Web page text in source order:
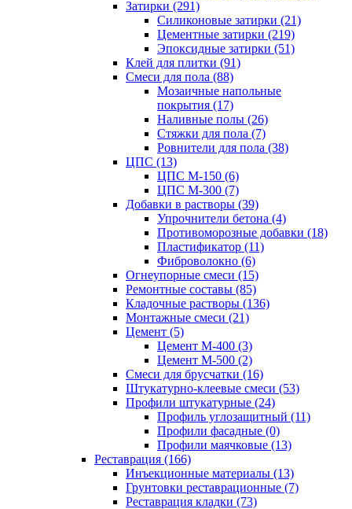
Затирки (291)
Силиконовые затирки (21)
Цементные затирки (219)
Эпоксидные затирки (51)
Клей для плитки (91)
Смеси для пола (88)
Мозаичные напольные
покрытия (17)
Наливные полы (26)
Стяжки для пола (7)
Ровнители для пола (38)
ЦПС (13)
ЦПС М-150 (6)
ЦПС М-300 (7)
Добавки в растворы (39)
Упрочнители бетона (4)
Противоморозные добавки (18)
Пластификатор (11)
Фиброволокно (6)
Огнеупорные смеси (15)
Ремонтные составы (85)
Кладочные растворы (136)
Монтажные смеси (21)
Цемент (5)
Цемент М-400 (3)
Цемент М-500 (2)
Смеси для брусчатки (16)
Штукатурно-клеевые смеси (53)
Профили штукатурные (24)
Профиль углозащитный (11)
Профили фасадные (0)
Профили маячковые (13)
Реставрация (166)
Инъекционные материалы (13)
Грунтовки реставрационные (7)
Реставрация кладки (73)